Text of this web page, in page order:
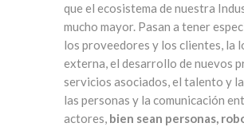
que el ecosistema de nuestra
mucho mayor. Pasan a tener
los proveedores y los clientes, la
externa, el desarrollo de nuevos
servicios asociados, el talento y
las personas y la comunicación
actores, bien sean personas,